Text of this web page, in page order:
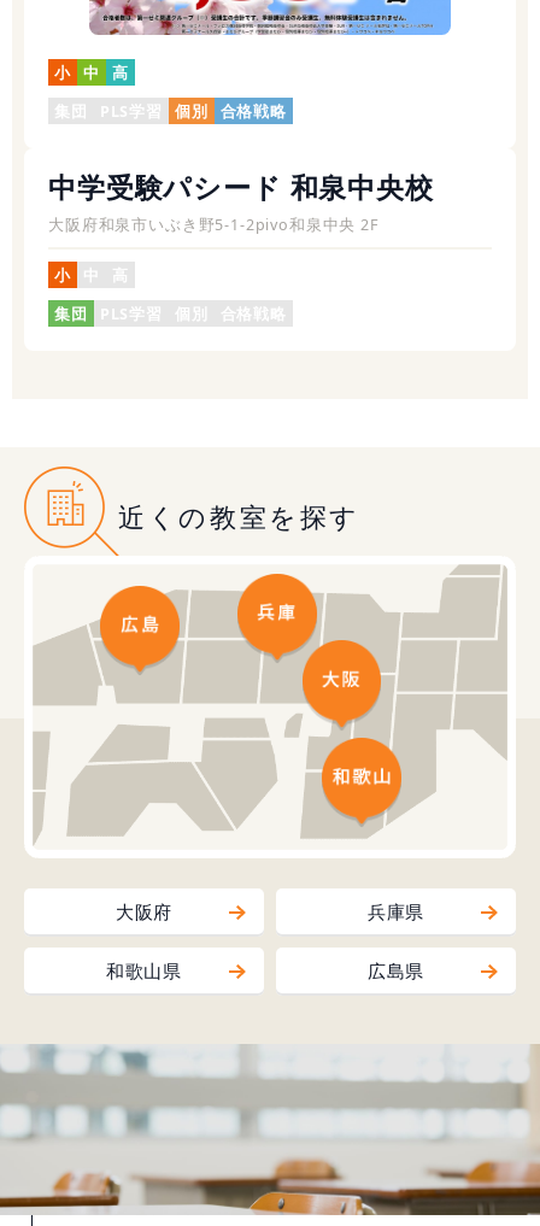
小 中
高
集団
PLS学習 個別 合格戦略
中学受験パシード 和泉中央校
大阪府和泉市いぶき野5-1-2pivo和泉中央 2F
小 中
高
集団
PLS学習 個別 合格戦略
近くの教室を探す
大阪府 兵庫県
和歌山県 広島県